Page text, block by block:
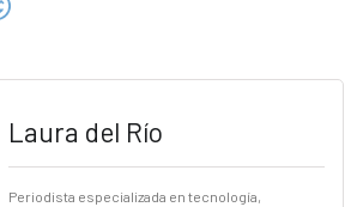
Laura del Río
Periodista especializada en tecnología,